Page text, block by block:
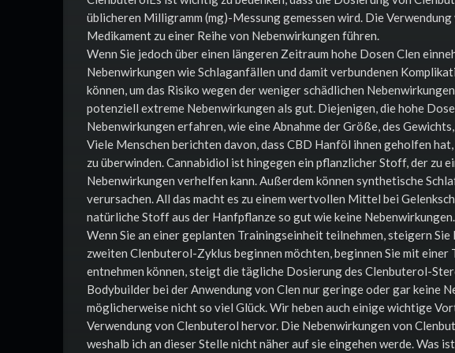
üblicheren Milligramm (mg)-Messung gemessen wird. Die
Medikament zu einer Reihe von Nebenwirkungen führen.
Wenn Sie jedoch über einen längeren Zeitraum hohe Dosen Clen
Nebenwirkungen wie Schlaganfällen und damit verbundenen
können, um das Risiko wegen der weniger schädlichen
potenziell extreme Nebenwirkungen als gut. Diejenigen, die hohe
Nebenwirkungen erfahren, wie eine Abnahme der Größe, des
Viele Menschen berichten davon, dass CBD Hanföl ihnen geholfen
zu überwinden. Cannabidiol ist hingegen ein pflanzlicher Stoff, der zu
Nebenwirkungen verhelfen kann. Außerdem können synthetische
verursachen. All das macht es zu einem wertvollen Mittel bei
natürliche Stoff aus der Hanfpflanze so gut wie keine Nebenwirkungen.
Wenn Sie an einer geplanten Trainingseinheit teilnehmen, steigern
zweiten Clenbuterol-Zyklus beginnen möchten, beginnen Sie mit einer
entnehmen können, steigt die tägliche Dosierung des Clenbuterol-
Bodybuilder bei der Anwendung von Clen nur geringe oder gar keine
möglicherweise nicht so viel Glück. Wir heben auch einige wichtige
Verwendung von Clenbuterol hervor. Die Nebenwirkungen von
weshalb ich an dieser Stelle nicht näher auf sie eingehen werde. Was